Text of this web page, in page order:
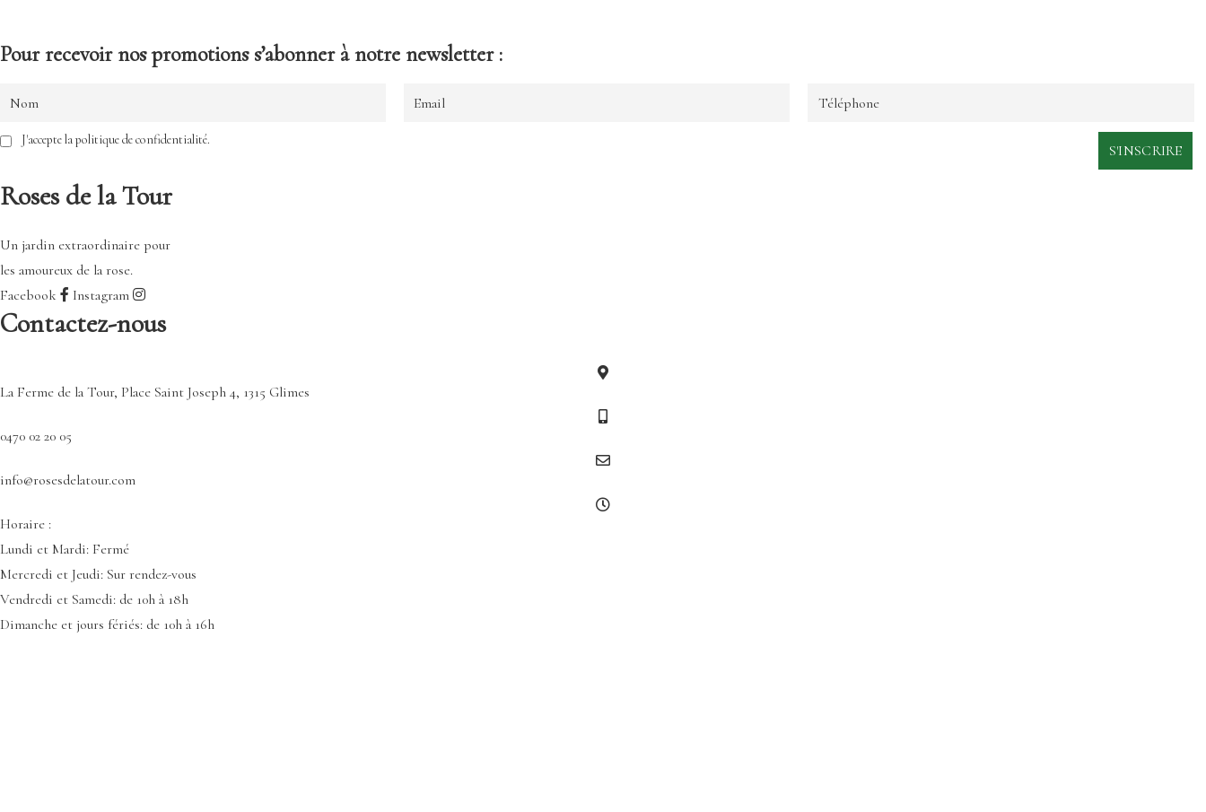
Pour recevoir nos promotions s’abonner à notre newsletter :
J'accepte la politique de confidentialité.
Roses de la Tour
Un jardin extraordinaire pour
les amoureux de la rose.
Facebook
Instagram
Contactez-nous
La Ferme de la Tour, Place Saint Joseph 4, 1315 Glimes
0470 02 20 05
info@rosesdelatour.com
Horaire :
Lundi et Mardi: Fermé
Mercredi et Jeudi: Sur rendez-vous
Vendredi et Samedi: de 10h à 18h
Dimanche et jours fériés: de 10h à 16h